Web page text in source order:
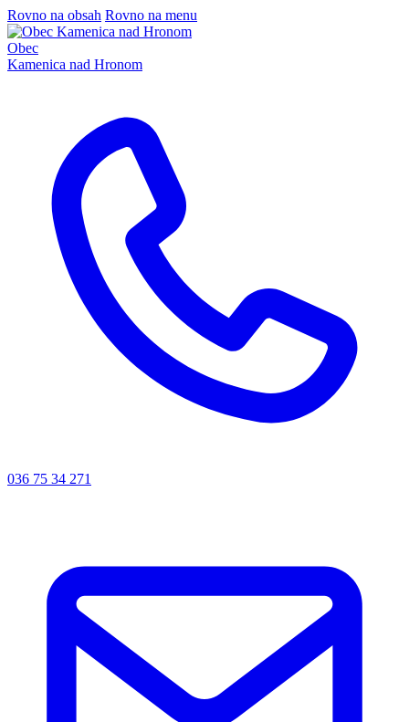
Rovno na obsah Rovno na menu
Obec
Kamenica nad Hronom
036 75 34 271